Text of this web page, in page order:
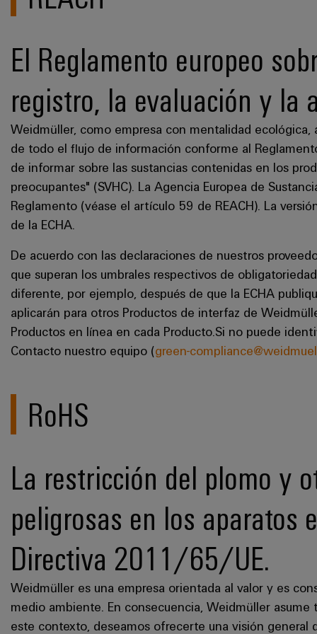
El Reglamento europeo
registro, la evaluación y la
Weidmüller, como empresa con mentalidad
de todo el flujo de información conforme al
de informar sobre las sustancias contenidas en los
preocupantes" (SVHC). La Agencia Europea de
Reglamento (véase el artículo 59 de REACH). La
de la ECHA.
De acuerdo con las declaraciones de nuestros
que superan los umbrales respectivos de
diferente, por ejemplo, después de que la ECHA
aplicarán para otros Productos de interfaz de
Productos en línea en cada Producto.Si no puede
Contacto nuestro equipo (green-
RoHS
La restricción del plomo y
peligrosas en los aparatos
Directiva 2011/65/UE.
Weidmüller es una empresa orientada al valor y es
medio ambiente. En consecuencia, Weidmüller
este contexto, deseamos ofrecerte una visión general